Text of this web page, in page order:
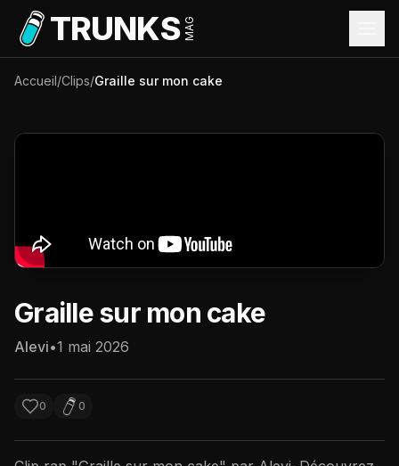
Aller au contenu principal
TRUNKSMAG
Accueil/Clips/Graille sur mon cake
Graille sur mon cake
Alevi•1 mai 2026
0 0